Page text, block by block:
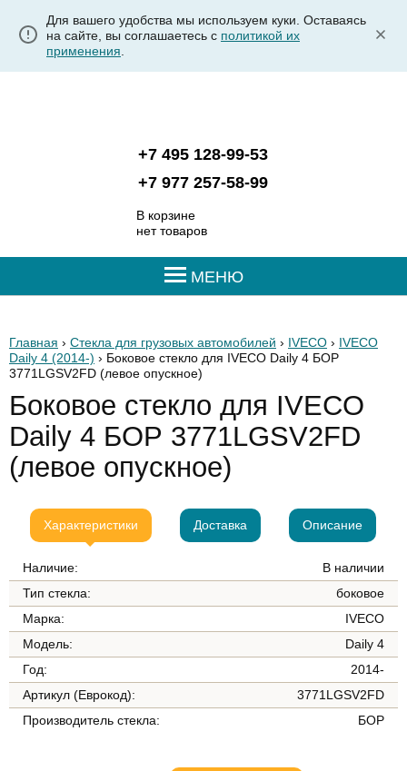
Для вашего удобства мы используем куки. Оставаясь
на сайте, вы соглашаетесь с политикой их
применения
+7 495 128-99-53
+7 977 257-58-99
В корзине
нет товаров
МЕНЮ
Главная › Стекла для грузовых автомобилей › IVECO › IVECO
Daily 4 (2014-) › Боковое стекло для IVECO Daily 4 БОР
3771LGSV2FD (левое опускное)
Боковое стекло для IVECO
Daily 4 БОР 3771LGSV2FD
(левое опускное)
Характеристики Доставка Описание
Наличие:
В наличии
Тип стекла:
боковое
Марка:
IVECO
Модель:
Daily 4
Год:
2014-
Артикул (Еврокод):
3771LGSV2FD
Производитель стекла:
БОР